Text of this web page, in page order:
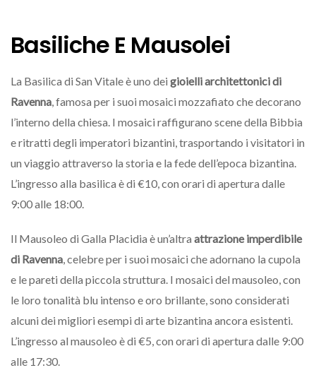
Basiliche E Mausolei
La Basilica di San Vitale è uno dei gioielli architettonici di
Ravenna, famosa per i suoi mosaici mozzafiato che decorano
l’interno della chiesa. I mosaici raffigurano scene della Bibbia
e ritratti degli imperatori bizantini, trasportando i visitatori in
un viaggio attraverso la storia e la fede dell’epoca bizantina.
L’ingresso alla basilica è di €10, con orari di apertura dalle
9:00 alle 18:00.
Il Mausoleo di Galla Placidia è un’altra attrazione imperdibile
di Ravenna, celebre per i suoi mosaici che adornano la cupola
e le pareti della piccola struttura. I mosaici del mausoleo, con
le loro tonalità blu intenso e oro brillante, sono considerati
alcuni dei migliori esempi di arte bizantina ancora esistenti.
L’ingresso al mausoleo è di €5, con orari di apertura dalle 9:00
alle 17:30.